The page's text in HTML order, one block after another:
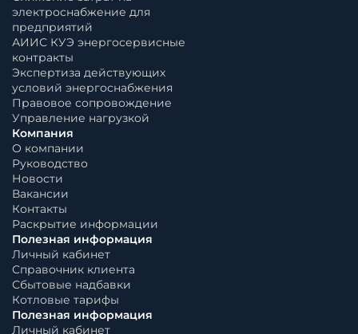
электроснабжение для
предприятий
АИИС КУЭ энергосервисные
контракты
Экспертиза действующих
условий энергоснабжения
Правовое сопровождение
Управление нагрузкой
Компания
О компании
Руководство
Новости
Вакансии
Контакты
Раскрытие информации
Полезная информация
Личный кабинет
Справочник клиента
Сбытовые надбавки
Котловые тарифы
Полезная информация
Личный кабинет